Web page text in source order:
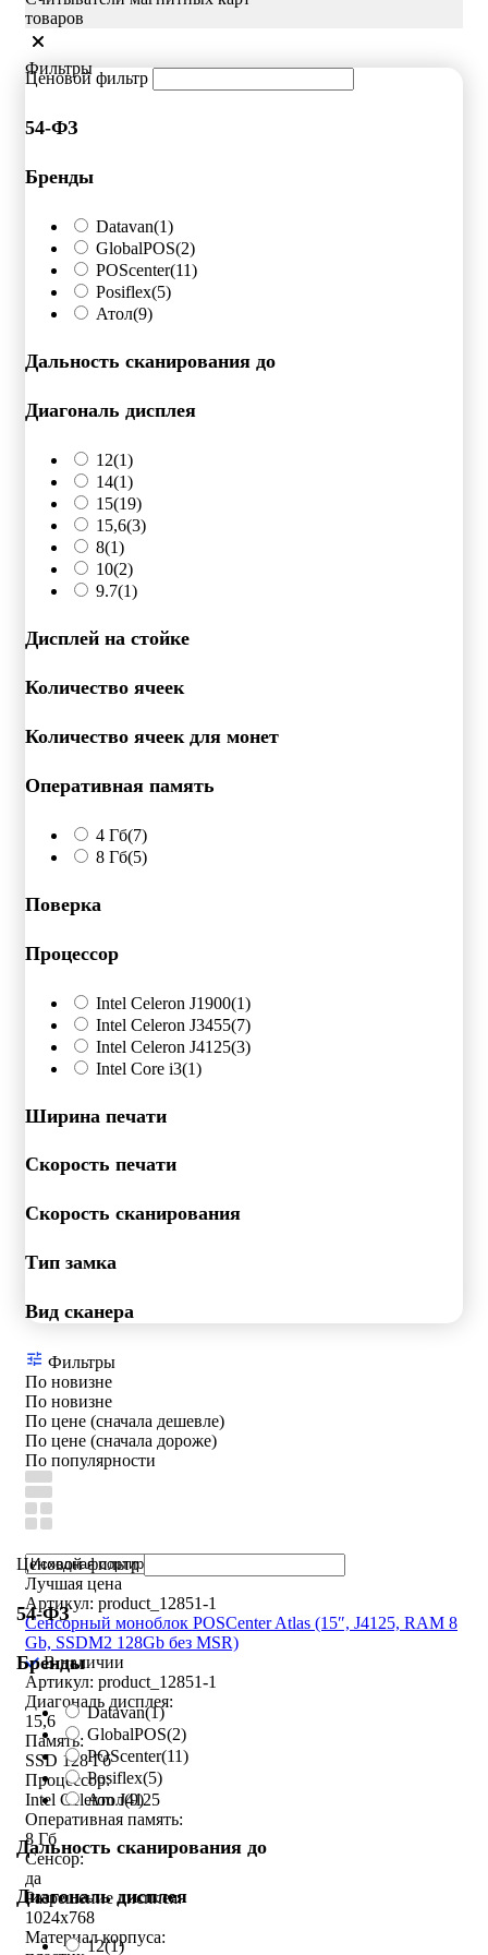
товаров
Фильтры
Ценовой фильтр
54-ФЗ
Бренды
Datavan(1)
GlobalPOS(2)
POScenter(11)
Posiflex(5)
Атол(9)
Дальность сканирования до
Диагональ дисплея
12(1)
14(1)
15(19)
15,6(3)
8(1)
10(2)
9.7(1)
Дисплей на стойке
Количество ячеек
Количество ячеек для монет
Оперативная память
4 Гб(7)
8 Гб(5)
Поверка
Процессор
Intel Celeron J1900(1)
Intel Celeron J3455(7)
Intel Celeron J4125(3)
Intel Core i3(1)
Ширина печати
Скорость печати
Скорость сканирования
Тип замка
Вид сканера
Фильтры
По новизне
По новизне
По цене (сначала дешевле)
По цене (сначала дороже)
По популярности
Ценовой фильтр
54-ФЗ
Бренды
Datavan(1)
GlobalPOS(2)
POScenter(11)
Posiflex(5)
Атол(9)
Дальность сканирования до
Диагональ дисплея
12(1)
Лучшая цена
Артикул: product_12851-1
Сенсорный моноблок POSCenter Atlas (15″, J4125, RAM 8
Gb, SSDM2 128Gb без MSR)
В наличии
Артикул: product_12851-1
Диагональ дисплея:
15,6
Память:
SSD 128 Гб
Процессор:
Intel Celeron J4125
Оперативная память:
8 Гб
Сенсор:
да
Разрешение дисплея:
1024x768
Материал корпуса: